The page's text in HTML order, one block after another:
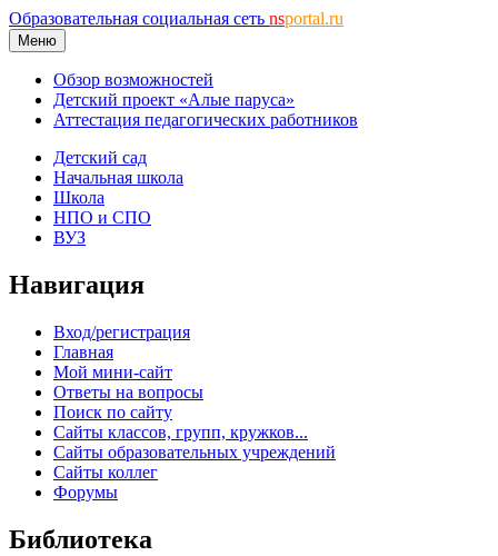
Образовательная социальная сеть nsportal.ru
Меню
Обзор возможностей
Детский проект «Алые паруса»
Аттестация педагогических работников
Детский сад
Начальная школа
Школа
НПО и СПО
ВУЗ
Навигация
Вход/регистрация
Главная
Мой мини-сайт
Ответы на вопросы
Поиск по сайту
Сайты классов, групп, кружков...
Сайты образовательных учреждений
Сайты коллег
Форумы
Библиотека